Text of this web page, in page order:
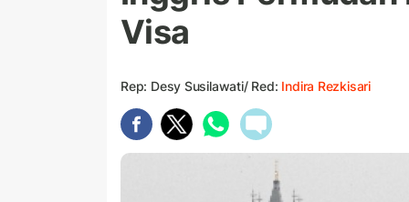
Visa
Rep: Desy Susilawati/ Red: Indira Rezkisari